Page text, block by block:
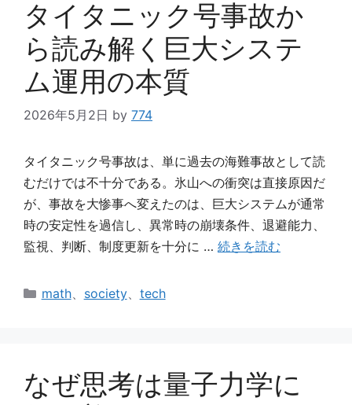
タイタニック号事故か
ら読み解く巨大システ
ム運用の本質
2026年5月2日 by 774
タイタニック号事故は、単に過去の海難事故として読
むだけでは不十分である。氷山への衝突は直接原因だ
が、事故を大惨事へ変えたのは、巨大システムが通常
時の安定性を過信し、異常時の崩壊条件、退避能力、
監視、判断、制度更新を十分に … 続きを読む
カ
math、 society、 tech
なぜ思考は量子力学に